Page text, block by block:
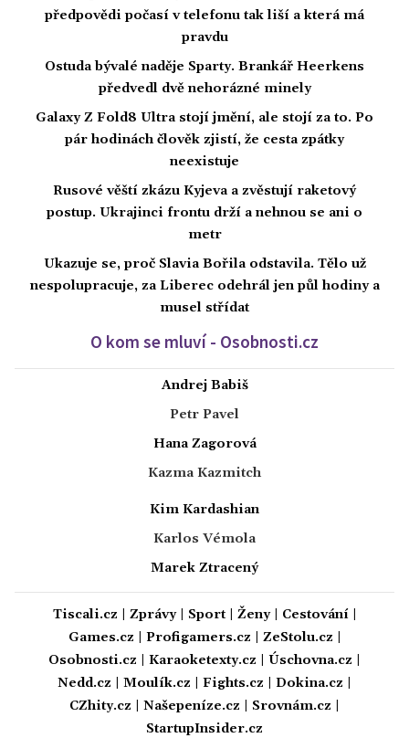
předpovědi počasí v telefonu tak liší a která má
pravdu
Ostuda bývalé naděje Sparty. Brankář Heerkens
předvedl dvě nehorázné minely
Galaxy Z Fold8 Ultra stojí jmění, ale stojí za to. Po
pár hodinách člověk zjistí, že cesta zpátky
neexistuje
Rusové věští zkázu Kyjeva a zvěstují raketový
postup. Ukrajinci frontu drží a nehnou se ani o
metr
Ukazuje se, proč Slavia Bořila odstavila. Tělo už
nespolupracuje, za Liberec odehrál jen půl hodiny a
musel střídat
O kom se mluví - Osobnosti.cz
Andrej Babiš
Petr Pavel
Hana Zagorová
Kazma Kazmitch
Kim Kardashian
Karlos Vémola
Marek Ztracený
Tiscali.cz Zprávy| Sport| Ženy| Cestování|
Games.cz
Profigamers.cz ZeStolu.cz
Osobnosti.cz
Karaoketexty.cz Úschovna.cz
Nedd.cz
Moulík.cz Fights.cz Dokina.cz
CZhity.cz
Našepeníze.cz Srovnám.cz
StartupInsider.cz